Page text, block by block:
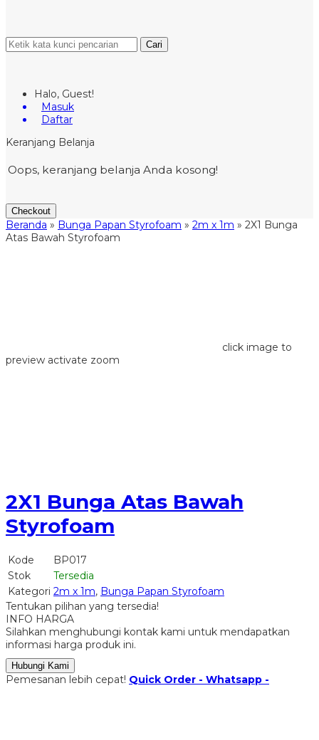
Cari
Halo, Guest!
Masuk
Daftar
Keranjang Belanja
Oops, keranjang belanja Anda kosong!
Checkout
Beranda » Bunga Papan Styrofoam » 2m x 1m » 2X1 Bunga
Atas Bawah Styrofoam
click image to
preview activate zoom
2X1 Bunga Atas Bawah
Styrofoam
Kode
BP017
Stok
Tersedia
Kategori 2m x 1m, Bunga Papan Styrofoam
Tentukan pilihan yang tersedia!
INFO HARGA
Silahkan menghubungi kontak kami untuk mendapatkan
informasi harga produk ini.
Hubungi Kami
Pemesanan lebih cepat! Quick Order - Whatsapp -